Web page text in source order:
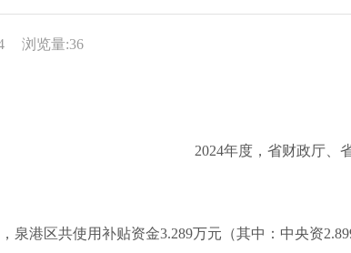
浏览量:36
2024年度，省财政厅、
泉港区共使用补贴资金3.289万元（其中：中央资